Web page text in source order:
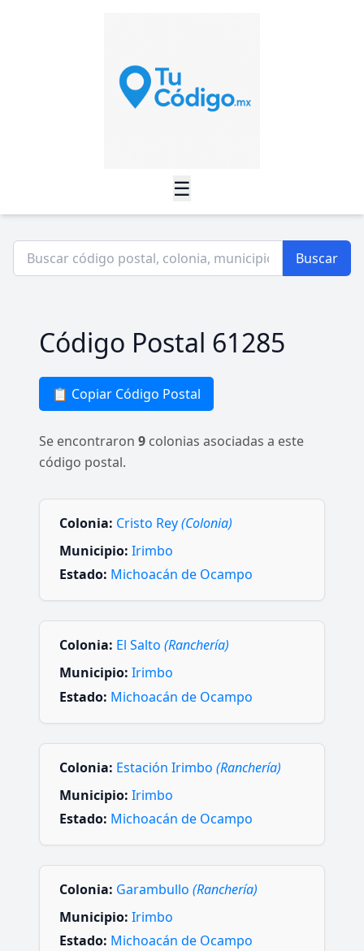
☰
Buscar
Código Postal 61285
📋 Copiar Código Postal
Se encontraron 9 colonias asociadas a este
código postal.
Colonia: Cristo Rey(Colonia)
Municipio: Irimbo
Estado: Michoacán de Ocampo
Colonia: El Salto (Ranchería)
Municipio: Irimbo
Estado: Michoacán de Ocampo
Colonia: Estación Irimbo (Ranchería)
Municipio: Irimbo
Estado: Michoacán de Ocampo
Colonia: Garambullo (Ranchería)
Municipio: Irimbo
Estado: Michoacán de Ocampo